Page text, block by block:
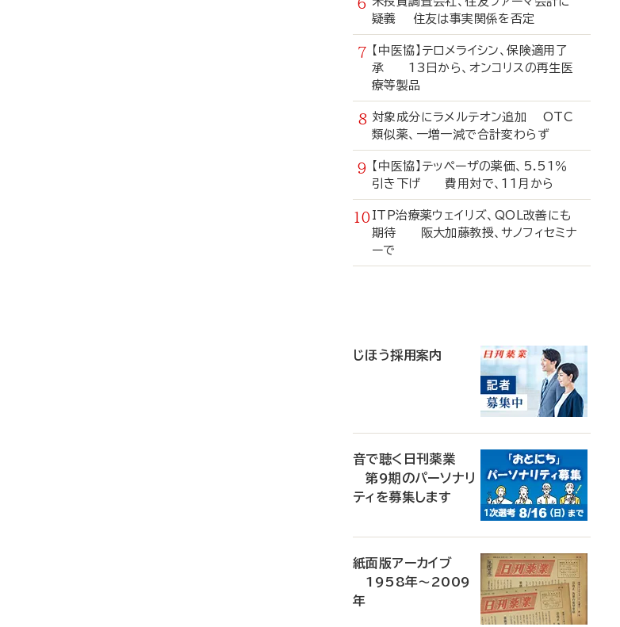
疑義 住友は事実関係を否定
【中医協】テロメライシン、保険適用了
承 13日から、オンコリスの再生医
療等製品
対象成分にラメルテオン追加 OTC
類似薬、一増一減で合計変わらず
【中医協】テッペーザの薬価、5.51％
引き下げ 費用対で、11月から
ITP治療薬ウェイリズ、QOL改善にも
期待 阪大加藤教授、サノフィセミナ
ーで
じほう採用案内
音で聴く日刊薬業
第9期のパーソナリ
ティを募集します
紙面版アーカイブ
1958年～2009
年